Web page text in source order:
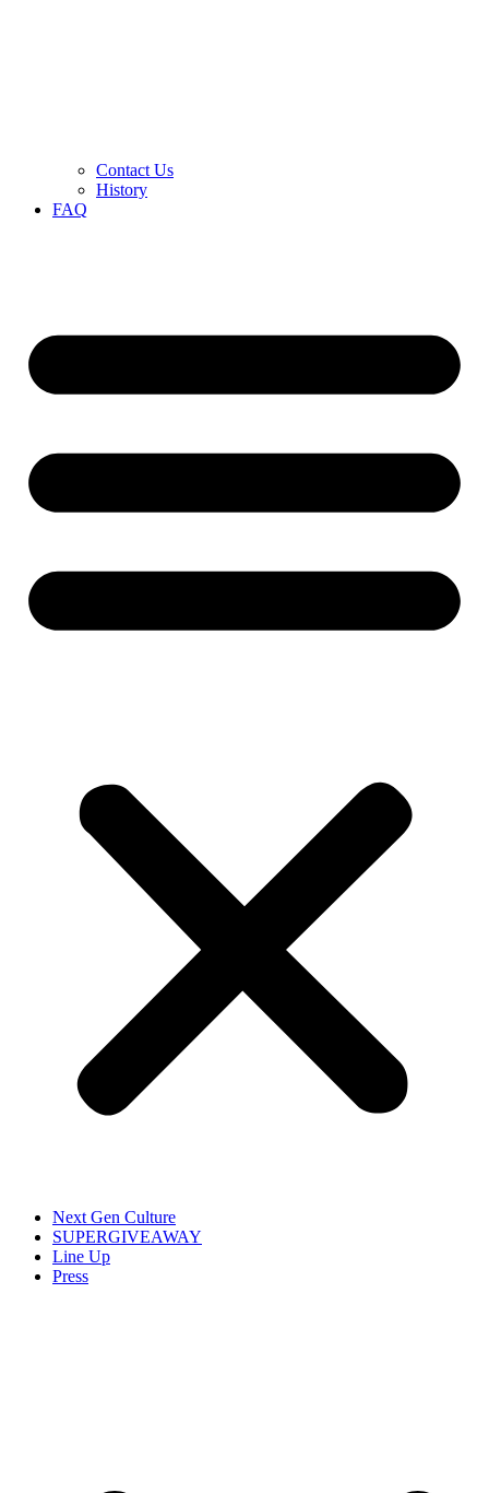
Contact Us
History
FAQ
Next Gen Culture
SUPERGIVEAWAY
Line Up
Press